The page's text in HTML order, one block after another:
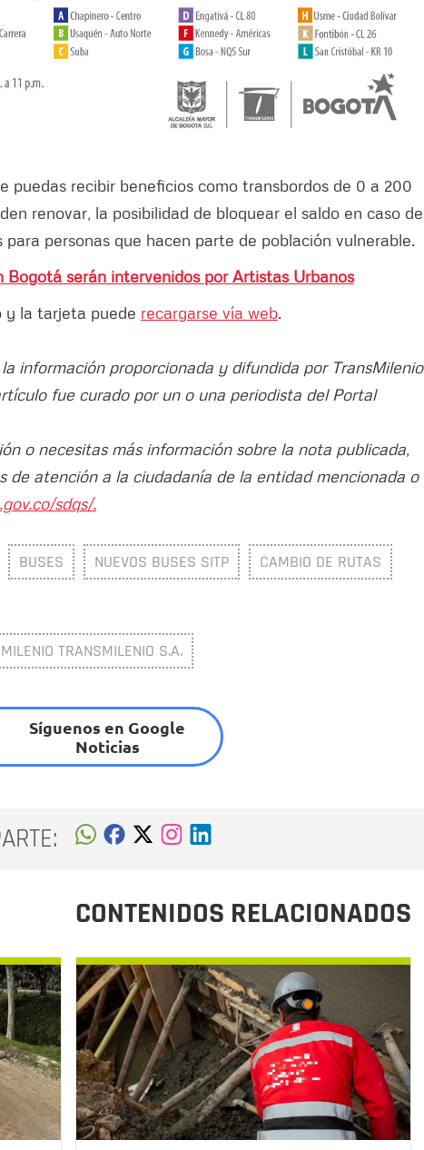
puedas recibir beneficios como transbordos de 0 a 200
renovar, la posibilidad de bloquear el saldo en caso de
personas que hacen parte de población vulnerable.
Bogotá serán intervenidos por Artistas Urbanos
y la tarjeta puede recargarse vía web.
información proporcionada y difundida por TransMilenio
fue curado por un o una periodista del Portal
o necesitas más información sobre la nota publicada,
de atención a la ciudadanía de la entidad mencionada o
sdqs/.
BUSES NUEVOS BUSES SITP CAMBIO DE RUTAS
TRANSMILENIO S.A.
Síguenos en Google
Noticias
CONTENIDOS RELACIONADOS